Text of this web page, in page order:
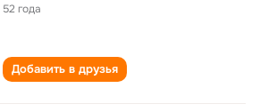
52 года
Добавить в друзья